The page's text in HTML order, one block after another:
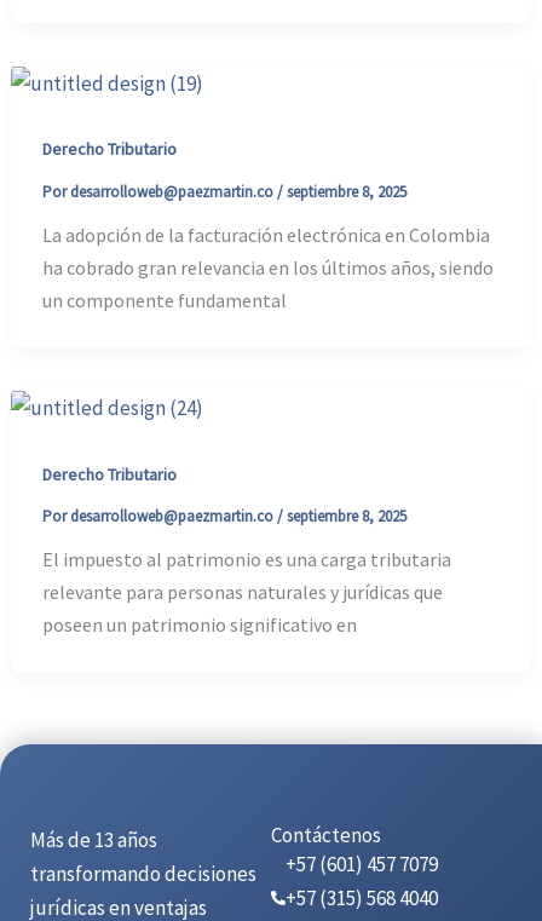
Derecho Tributario
Pordesarrolloweb@paezmartin.co/septiembre 8, 2025
La adopción de la facturación electrónica en Colombia
ha cobrado gran relevancia en los últimos años, siendo
un componente fundamental
Derecho Tributario
Pordesarrolloweb@paezmartin.co/septiembre 8, 2025
El impuesto al patrimonio es una carga tributaria
relevante para personas naturales y jurídicas que
poseen un patrimonio significativo en
Más de 13 años
transformando decisiones
jurídicas en ventajas
Contáctenos
+57 (601) 457 7079
+57 (315) 568 4040